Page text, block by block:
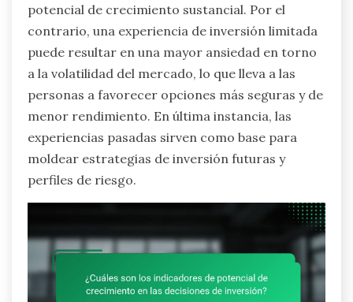
potencial de crecimiento sustancial. Por el
contrario, una experiencia de inversión limitada
puede resultar en una mayor ansiedad en torno
a la volatilidad del mercado, lo que lleva a las
personas a favorecer opciones más seguras y de
menor rendimiento. En última instancia, las
experiencias pasadas sirven como base para
moldear estrategias de inversión futuras y
perfiles de riesgo.